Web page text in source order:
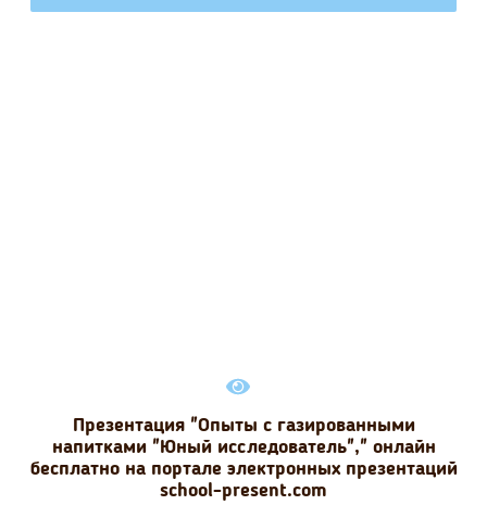
Презентация "Опыты с газированными
напитками "Юный исследователь"," онлайн
бесплатно на портале электронных презентаций
school-present.com